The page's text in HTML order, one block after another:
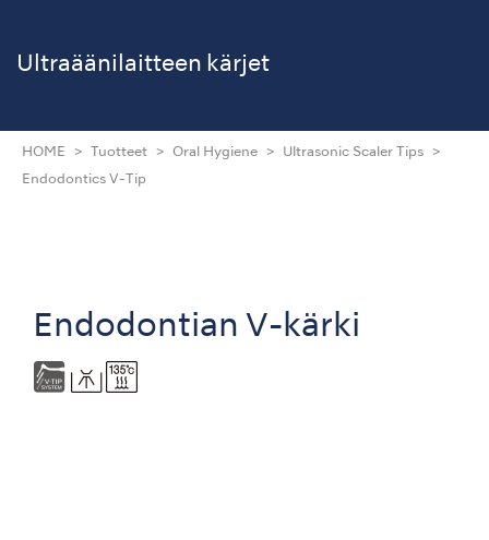
Ultraäänilaitteen kärjet
HOME Tuotteet Oral Hygiene Ultrasonic Scaler Tips
Endodontics V-Tip
Endodontian V-kärki